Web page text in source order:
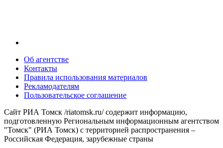
Об агентстве
Контакты
Правила использования материалов
Рекламодателям
Пользовательское соглашение
Сайт РИА Томск /riatomsk.ru/ содержит информацию,
подготовленную Региональным информационным агентством
"Томск" (РИА Томск) с территорией распространения –
Российская Федерация, зарубежные страны